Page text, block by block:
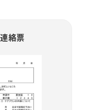
絡票